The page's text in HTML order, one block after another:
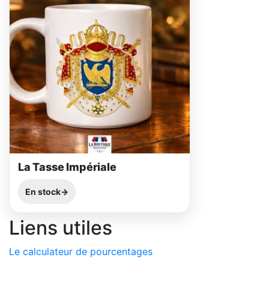
La Tasse Impériale
En stock
Liens utiles
Le calculateur de pourcentages